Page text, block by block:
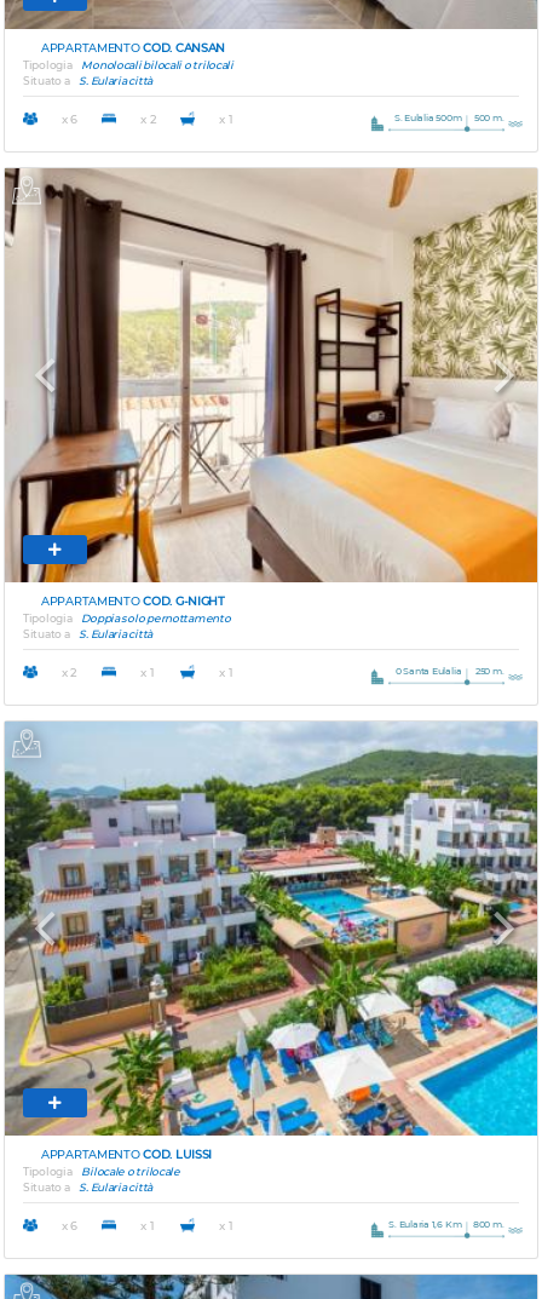
APPARTAMENTOCOD. CANSAN
Tipologia
Monolocali bilocali o trilocali
Situato a
S. Eularia città
x 6 x 2 x 1 S. Eulalia 500m 500 m.
Previous Next
APPARTAMENTOCOD. G-NIGHT
Tipologia
Doppia solo pernottamento
Situato a
S. Eularia città
x 2 x 1 x 1 0 Santa Eulalia 250 m.
Previous Next
APPARTAMENTOCOD. LUISSI
Tipologia
Bilocale o trilocale
Situato a
S. Eularia città
x 6 x 1 x 1 S. Eularia 1,6 Km 800 m.